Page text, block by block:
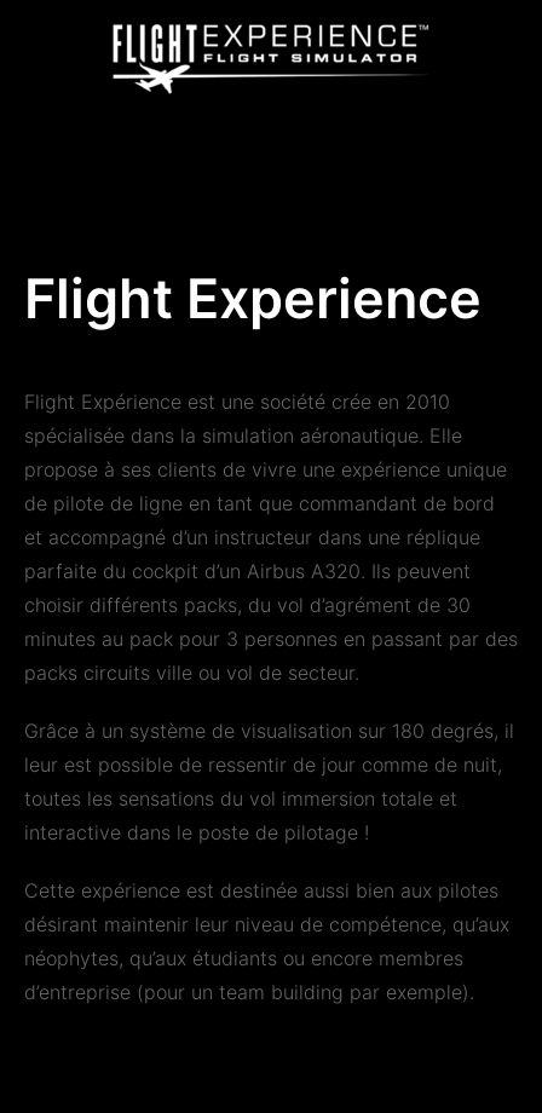
Flight Experience
Flight Expérience est une société crée en 2010
spécialisée dans la simulation aéronautique. Elle
propose à ses clients de vivre une expérience unique
de pilote de ligne en tant que commandant de bord
et accompagné d’un instructeur dans une réplique
parfaite du cockpit d’un Airbus A320. Ils peuvent
choisir différents packs, du vol d’agrément de 30
minutes au pack pour 3 personnes en passant par des
packs circuits ville ou vol de secteur.
Grâce à un système de visualisation sur 180 degrés, il
leur est possible de ressentir de jour comme de nuit,
toutes les sensations du vol immersion totale et
interactive dans le poste de pilotage !
Cette expérience est destinée aussi bien aux pilotes
désirant maintenir leur niveau de compétence, qu’aux
néophytes, qu’aux étudiants ou encore membres
d’entreprise (pour un team building par exemple).